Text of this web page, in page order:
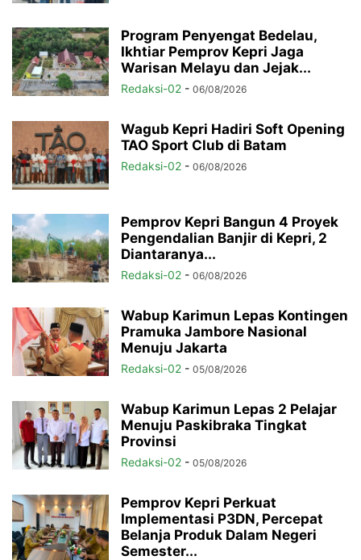
Program Penyengat Bedelau,
Ikhtiar Pemprov Kepri Jaga
Warisan Melayu dan Jejak...
Redaksi-02 - 06/08/2026
Wagub Kepri Hadiri Soft Opening
TAO Sport Club di Batam
Redaksi-02 - 06/08/2026
Pemprov Kepri Bangun 4 Proyek
Pengendalian Banjir di Kepri, 2
Diantaranya...
Redaksi-02 - 06/08/2026
Wabup Karimun Lepas Kontingen
Pramuka Jambore Nasional
Menuju Jakarta
Redaksi-02 - 05/08/2026
Wabup Karimun Lepas 2 Pelajar
Menuju Paskibraka Tingkat
Provinsi
Redaksi-02 - 05/08/2026
Pemprov Kepri Perkuat
Implementasi P3DN, Percepat
Belanja Produk Dalam Negeri
Semester...